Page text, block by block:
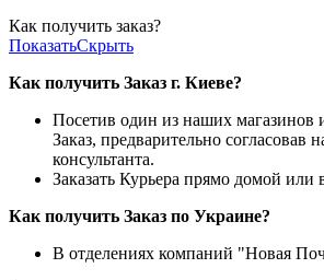
Как получить заказ?
ПоказатьСкрыть
Как получить Заказ г. Киеве?
Посетив один из наших магазинов
Заказ, предварительно согласовав
консультанта.
Заказать Курьера прямо домой или
Как получить Заказ по Украине?
В отделениях компаний "Новая